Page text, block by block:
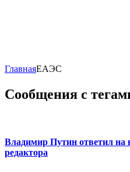
ГлавнаяЕАЭС
Сообщения с
Владимир Путин ответил на
редактора